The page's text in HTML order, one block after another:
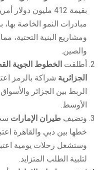
بقيمة 412 مليون
مبادرات النمو الخاصة
ومشاريع البنية التحتية،
والصين.
أطلقت الخطوط الجوية
الجزائرية
الربط بين الجزائر
الأوسط.
وتضيف طيران الإمارات
لتلبية الطلب المتزايد.